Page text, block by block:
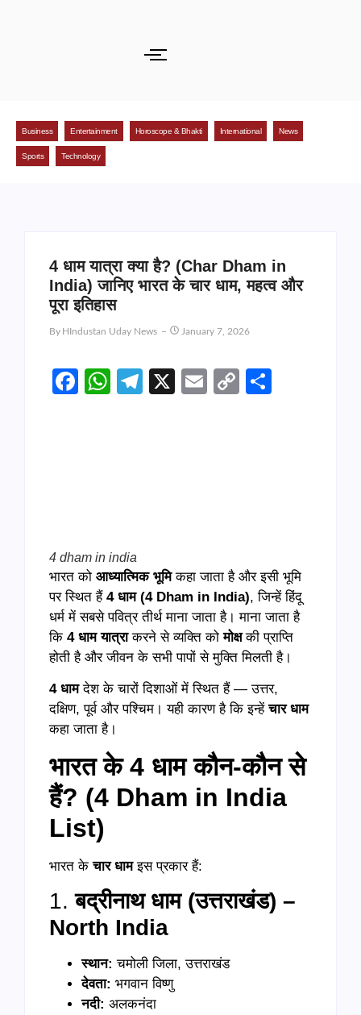
Business Entertainment Horoscope & Bhakti International News
Sports Technology
4 धाम यात्रा क्या है? (Char Dham in
India) जानिए भारत के चार धाम, महत्व और
पूरा इतिहास
By HIndustan Uday News January 7, 2026
Facebook
WhatsApp
Telegram
X EmailCopy
4 dham in india
भारत को आध्यात्मिक भूमिकहा जाता है और इसी भूमि
पर स्थित हैं 4 धाम (4 Dham in India), जिन्हें हिंदू
धर्म में सबसे पवित्र तीर्थ माना जाता है। माना जाता है
कि 4 धाम यात्राकरने से व्यक्ति कोमोक्षकी प्राप्ति
होती है और जीवन के सभी पापों से मुक्ति मिलती है।
4 धामदेश के चारों दिशाओं में स्थित हैं — उत्तर,
दक्षिण, पूर्व और पश्चिम। यही कारण है कि इन्हेंचार धाम
कहा जाता है।
भारत के 4 धाम कौन-कौन से
हैं? (4 Dham in India
List)
भारत केचार धामइस प्रकार हैं:
1.बद्रीनाथ धाम (उत्तराखंड) –
North India
स्थान: चमोली जिला, उत्तराखंड
देवता: भगवान विष्णु
नदी: अलकनंदा